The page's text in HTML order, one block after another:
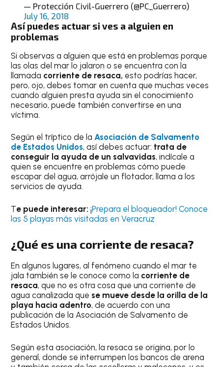
— Protección Civil-Guerrero (@PC_Guerrero)
July 16, 2018
Así puedes actuar si ves a alguien en
problemas
Si observas a alguien que está en problemas porque
las olas del mar lo jalaron o se encuentra con la
llamada corriente de resaca, esto podrías hacer,
pero, ojo, debes tomar en cuenta que muchas veces
cuando alguien presta ayuda sin el conocimiento
necesario, puede también convertirse en una
víctima.
Según el tríptico de laAsociación de Salvamento
de Estados Unidos, así debes actuar: trata de
conseguir la ayuda de un salvavidas, indícale a
quien se encuentre en problemas cómo puede
escapar del agua, arrójale un flotador, llama a los
servicios de ayuda.
Te puede interesar:¡Prepara el bloqueador! Conoce
las 5 playas más visitadas en Veracruz
¿Qué es una corriente de resaca?
En algunos lugares, al fenómeno cuando el mar te
jala también se le conoce como la corriente de
resaca, que no es otra cosa que una corriente de
agua canalizada que se mueve desde la orilla de la
playa hacia adentro, de acuerdo con una
publicación de la Asociación de Salvamento de
Estados Unidos.
Según esta asociación, la resaca se origina, por lo
general, donde se interrumpen los bancos de arena